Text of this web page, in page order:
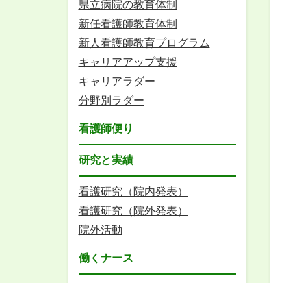
県立病院の教育体制
新任看護師教育体制
新人看護師教育プログラム
キャリアアップ支援
キャリアラダー
分野別ラダー
看護師便り
研究と実績
看護研究（院内発表）
看護研究（院外発表）
院外活動
働くナース